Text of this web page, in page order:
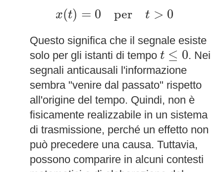
x(t) = 0 per t > 0
)= 0
Questo significa che il segnale esiste
solo per gli istanti di tempo t ≤ 0
t≤0
. Nei
segnali anticausali l'informazione
sembra "venire dal passato" rispetto
all'origine del tempo. Quindi, non è
fisicamente realizzabile in un sistema
di trasmissione, perché un effetto non
può precedere una causa. Tuttavia,
possono comparire in alcuni contesti